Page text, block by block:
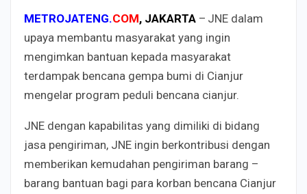
METROJATENG.COM, JAKARTA – JNE dalam
upaya membantu masyarakat yang ingin
mengimkan bantuan kepada masyarakat
terdampak bencana gempa bumi di Cianjur
mengelar program peduli bencana cianjur.
JNE dengan kapabilitas yang dimiliki di bidang
jasa pengiriman, JNE ingin berkontribusi dengan
memberikan kemudahan pengiriman barang –
barang bantuan bagi para korban bencana Cianjur